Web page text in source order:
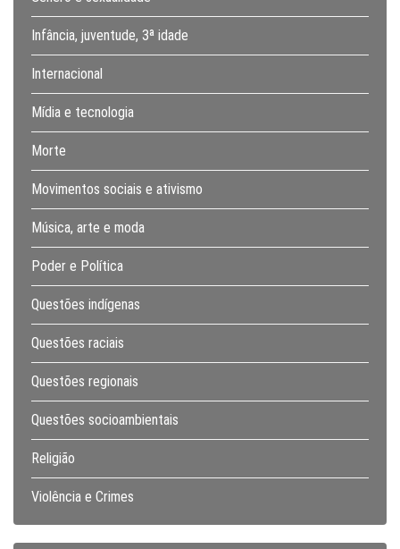
Infância, juventude, 3ª idade
Internacional
Mídia e tecnologia
Morte
Movimentos sociais e ativismo
Música, arte e moda
Poder e Política
Questões indígenas
Questões raciais
Questões regionais
Questões socioambientais
Religião
Violência e Crimes